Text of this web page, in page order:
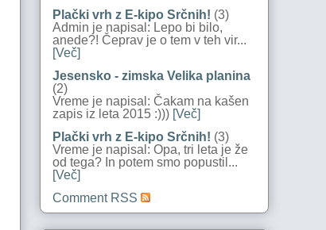
Plački vrh z E-kipo Srčnih! (3)
Admin je napisal: Lepo bi bilo,
anede?! Čeprav je o tem v teh vir...
[Več]
Jesensko - zimska Velika planina
(2)
Vreme je napisal: Čakam na kašen
zapis iz leta 2015 :))) [Več]
Plački vrh z E-kipo Srčnih! (3)
Vreme je napisal: Opa, tri leta je že
od tega? In potem smo popustil...
[Več]
Comment RSS